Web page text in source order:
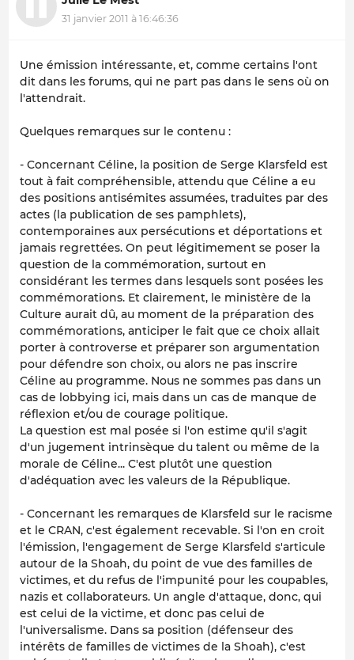
31 janvier 2011 à 16:46:36
Une émission intéressante, et, comme certains l'ont
dit dans les forums, qui ne part pas dans le sens où on
l'attendrait.
Quelques remarques sur le contenu :
- Concernant Céline, la position de Serge Klarsfeld est
tout à fait compréhensible, attendu que Céline a eu
des positions antisémites assumées, traduites par des
actes (la publication de ses pamphlets),
contemporaines aux persécutions et déportations et
jamais regrettées. On peut légitimement se poser la
question de la commémoration, surtout en
considérant les termes dans lesquels sont posées les
commémorations. Et clairement, le ministère de la
Culture aurait dû, au moment de la préparation des
commémorations, anticiper le fait que ce choix allait
porter à controverse et préparer son argumentation
pour défendre son choix, ou alors ne pas inscrire
Céline au programme. Nous ne sommes pas dans un
cas de lobbying ici, mais dans un cas de manque de
réflexion et/ou de courage politique.
La question est mal posée si l'on estime qu'il s'agit
d'un jugement intrinsèque du talent ou même de la
morale de Céline... C'est plutôt une question
d'adéquation avec les valeurs de la République.
- Concernant les remarques de Klarsfeld sur le racisme
et le CRAN, c'est également recevable. Si l'on en croit
l'émission, l'engagement de Serge Klarsfeld s'articule
autour de la Shoah, du point de vue des familles de
victimes, et du refus de l'impunité pour les coupables,
nazis et collaborateurs. Un angle d'attaque, donc, qui
est celui de la victime, et donc pas celui de
l'universalisme. Dans sa position (défenseur des
intérêts de familles de victimes de la Shoah), c'est